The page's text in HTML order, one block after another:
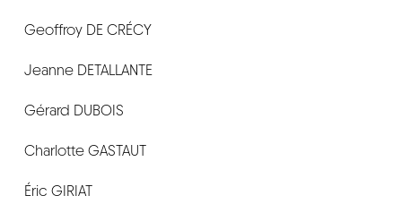
Geoffroy DE CRÉCY
Jeanne DETALLANTE
Gérard DUBOIS
Charlotte GASTAUT
Éric GIRIAT